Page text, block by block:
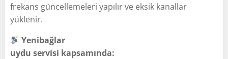
frekans güncellemeleri yapılır ve eksik kanallar
yüklenir.
Yenibağlar
uydu servisi kapsamında: